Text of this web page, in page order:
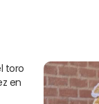
toro
en